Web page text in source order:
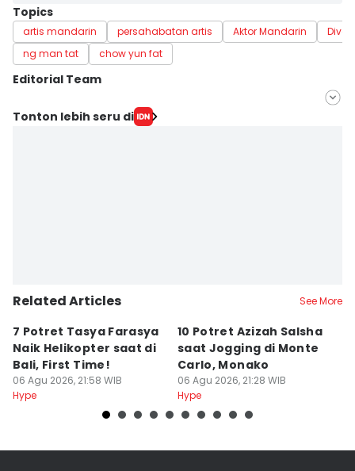
Topics
artis mandarin persahabatan artis Aktor Mandarin
ng man tat
chow yun fat
Editorial Team
Editor
Tonton lebih seru di
Related Articles See More
7 Potret Tasya Farasya
Naik Helikopter saat di
Bali, First Time!
06 Agu 2026, 21:58 WIB
Hype
10 Potret Azizah Salsha
saat Jogging di Monte
Carlo, Monako
06 Agu 2026, 21:28 WIB
Hype